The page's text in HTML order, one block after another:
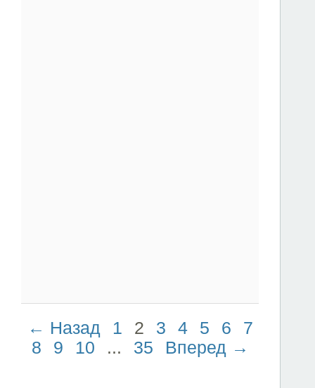
← Назад 1 2 3 4 5 6
7
8
9 10 ... 35 Вперед →